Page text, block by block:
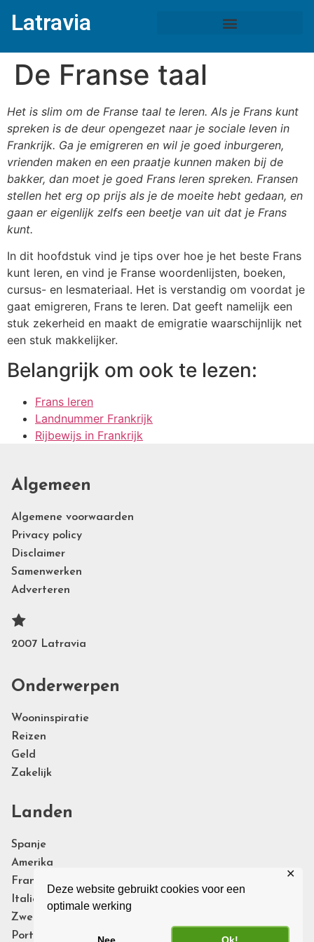
Deze website gebruikt cookies voor een
optimale werking
✕
Latravia
De Franse taal
Het is slim om de Franse taal te leren. Als je Frans kunt
spreken is de deur opengezet naar je sociale leven in
Frankrijk. Ga je emigreren en wil je goed inburgeren,
vrienden maken en een praatje kunnen maken bij de
bakker, dan moet je goed Frans leren spreken. Fransen
stellen het erg op prijs als je de moeite hebt gedaan, en
gaan er eigenlijk zelfs een beetje van uit dat je Frans
kunt.
In dit hoofdstuk vind je tips over hoe je het beste Frans
kunt leren, en vind je Franse woordenlijsten, boeken,
cursus- en lesmateriaal. Het is verstandig om voordat je
gaat emigreren, Frans te leren. Dat geeft namelijk een
stuk zekerheid en maakt de emigratie waarschijnlijk net
een stuk makkelijker.
Belangrijk om ook te lezen:
Frans leren
Landnummer Frankrijk
Rijbewijs in Frankrijk
Algemeen
Algemene voorwaarden
Privacy policy
Disclaimer
Samenwerken
Adverteren
2007 Latravia
Onderwerpen
Wooninspiratie
Reizen
Geld
Zakelijk
Landen
Spanje
Amerika
Frankrijk
Italie
Zweden
Portugal